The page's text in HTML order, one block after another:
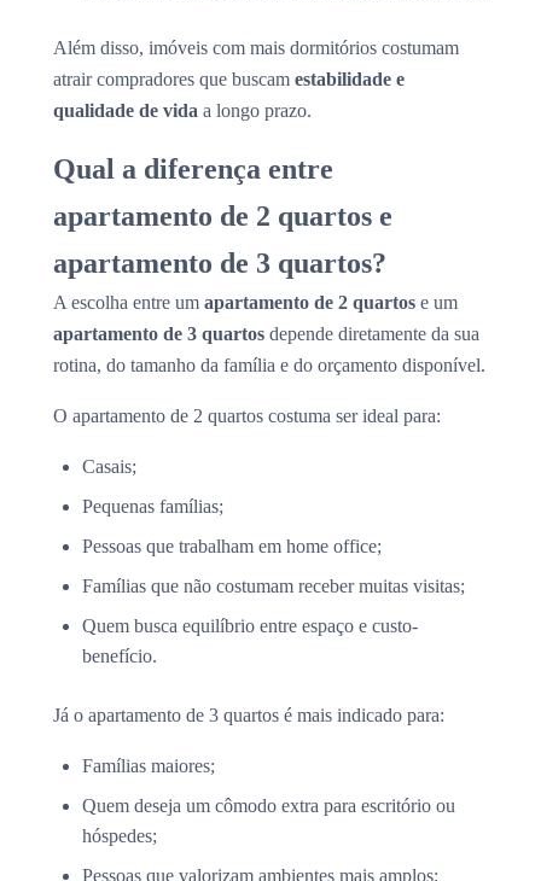
Além disso, imóveis com mais dormitórios costumam
atrair compradores que buscam estabilidade e
qualidade de vida a longo prazo.
Qual a diferença entre
apartamento de 2 quartos e
apartamento de 3 quartos?
A escolha entre um apartamento de 2 quartos e um
apartamento de 3 quartos depende diretamente da sua
rotina, do tamanho da família e do orçamento disponível.
O apartamento de 2 quartos costuma ser ideal para:
Casais;
Pequenas famílias;
Pessoas que trabalham em home office;
Famílias que não costumam receber muitas visitas;
Quem busca equilíbrio entre espaço e custo-
benefício.
Já o apartamento de 3 quartos é mais indicado para:
Famílias maiores;
Quem deseja um cômodo extra para escritório ou
hóspedes;
Pessoas que valorizam ambientes mais amplos;